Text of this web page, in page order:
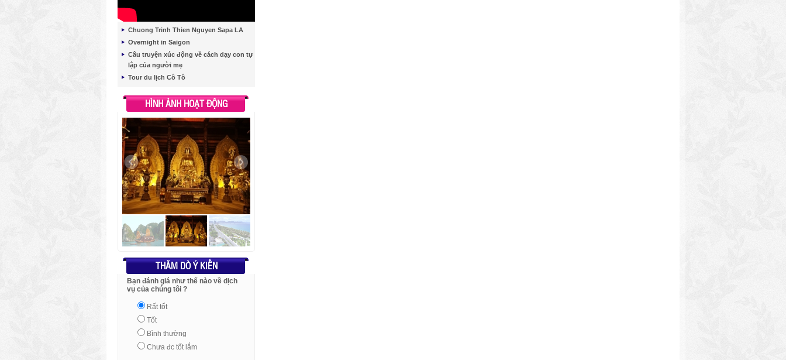
Chuong Trinh Thien Nguyen Sapa LA
Overnight in Saigon
Câu truyện xúc động về cách dạy con tự
lập của người mẹ
Tour du lịch Cô Tô
HÌNH ẢNH HOẠT ĐỘNG
THĂM DÒ Ý KIẾN
Bạn đánh giá như thế nào về dịch
vụ của chúng tôi ?
Rất tốt
Tốt
Bình thường
Chưa đc tốt lắm